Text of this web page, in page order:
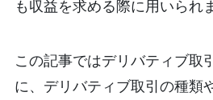
も収益を求める際に用いられ
この記事ではデリバティブ取
に、デリバティブ取引の種類